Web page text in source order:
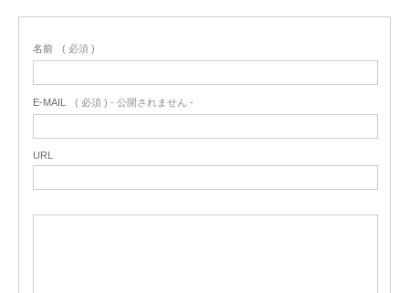
名前 ( 必須 )
E-MAIL ( 必須 ) - 公開されません -
URL